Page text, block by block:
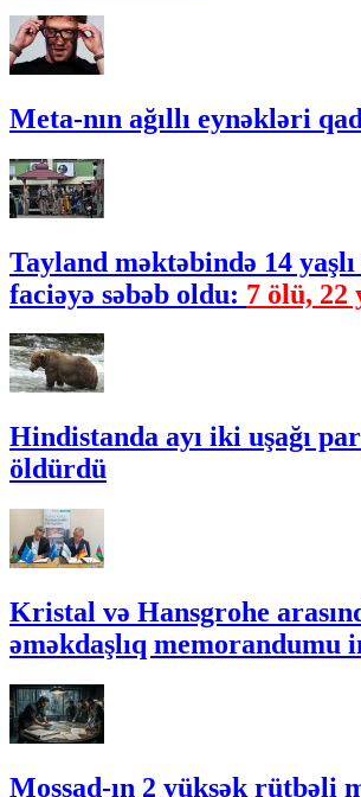
Meta-nın ağıllı eynəkləri
Tayland məktəbində 14
faciəyə səbəb oldu: 7 ölü, 22
Hindistanda ayı iki uşağı
öldürdü
Kristal və Hansgrohe
əməkdaşlıq memorandumu
Mossad-ın 2 yüksək rütbəli